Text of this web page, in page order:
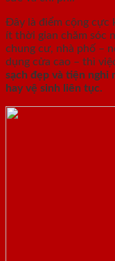
Đây là điểm cộng cực
ít thời gian chăm sóc
chung cư, nhà phố –
dụng cửa cao – thì
sạch đẹp và tiện nghi
hay vệ sinh liên tục.